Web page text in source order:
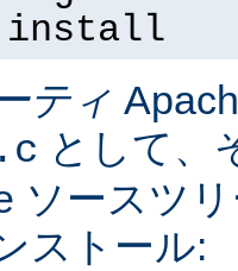
install
ティ
として、
ソースツ
ストール: